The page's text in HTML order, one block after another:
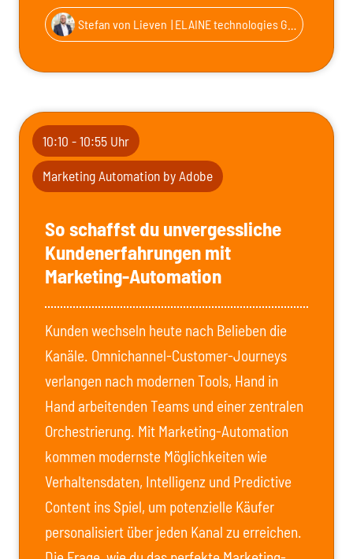
Stefan von Lieven | ELAINE technologies GmbH
10:10 - 10:55 Uhr
Marketing Automation by Adobe
So schaffst du unvergessliche
Kundenerfahrungen mit
Marketing-Automation
Kunden wechseln heute nach Belieben die
Kanäle. Omnichannel-Customer-Journeys
verlangen nach modernen Tools, Hand in
Hand arbeitenden Teams und einer zentralen
Orchestrierung. Mit Marketing-Automation
kommen modernste Möglichkeiten wie
Verhaltensdaten, Intelligenz und Predictive
Content ins Spiel, um potenzielle Käufer
personalisiert über jeden Kanal zu erreichen.